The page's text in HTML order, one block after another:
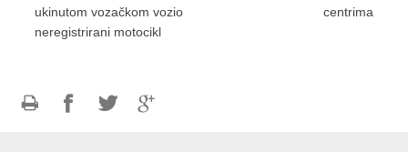
ukinutom vozačkom vozio
neregistrirani motocikl
centrima